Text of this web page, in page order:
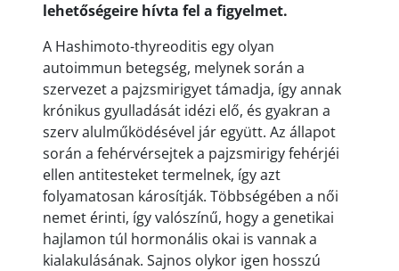
lehetőségeire hívta fel a figyelmet.
A Hashimoto-thyreoditis egy olyan
autoimmun betegség, melynek során a
szervezet a pajzsmirigyet támadja, így annak
krónikus gyulladását idézi elő, és gyakran a
szerv alulműködésével jár együtt. Az állapot
során a fehérvérsejtek a pajzsmirigy fehérjéi
ellen antitesteket termelnek, így azt
folyamatosan károsítják. Többségében a női
nemet érinti, így valószínű, hogy a genetikai
hajlamon túl hormonális okai is vannak a
kialakulásának. Sajnos olykor igen hosszú